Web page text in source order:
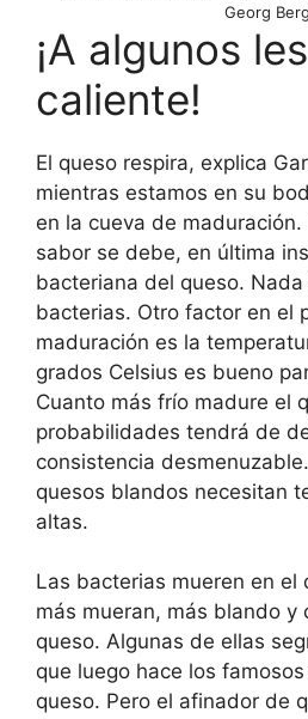
Georg Berg
¡A algunos
caliente!
El queso respira, explica
mientras estamos en su
en la cueva de
sabor se debe, en última
bacteriana del queso.
bacterias. Otro factor en el
maduración es la
grados Celsius es bueno
Cuanto más frío madure el
probabilidades tendrá de
consistencia
quesos blandos necesitan
altas.
Las bacterias mueren en el
más mueran, más blando y
queso. Algunas de ellas
que luego hace los
queso. Pero el afinador de